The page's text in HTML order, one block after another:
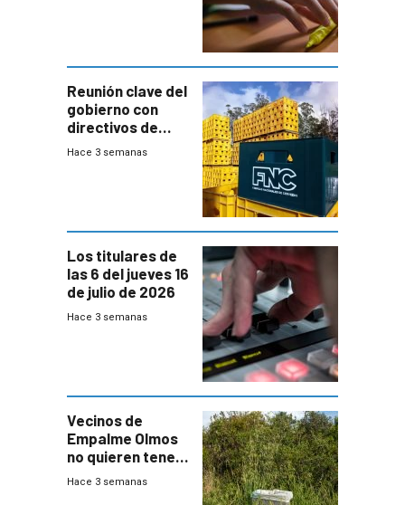
Reunión clave del
gobierno con
directivos de
Fábricas
Hace 3 semanas
Los titulares de
las 6 del jueves 16
de julio de 2026
Hace 3 semanas
Vecinos de
Empalme Olmos
no quieren tener
cerca una planta
Hace 3 semanas